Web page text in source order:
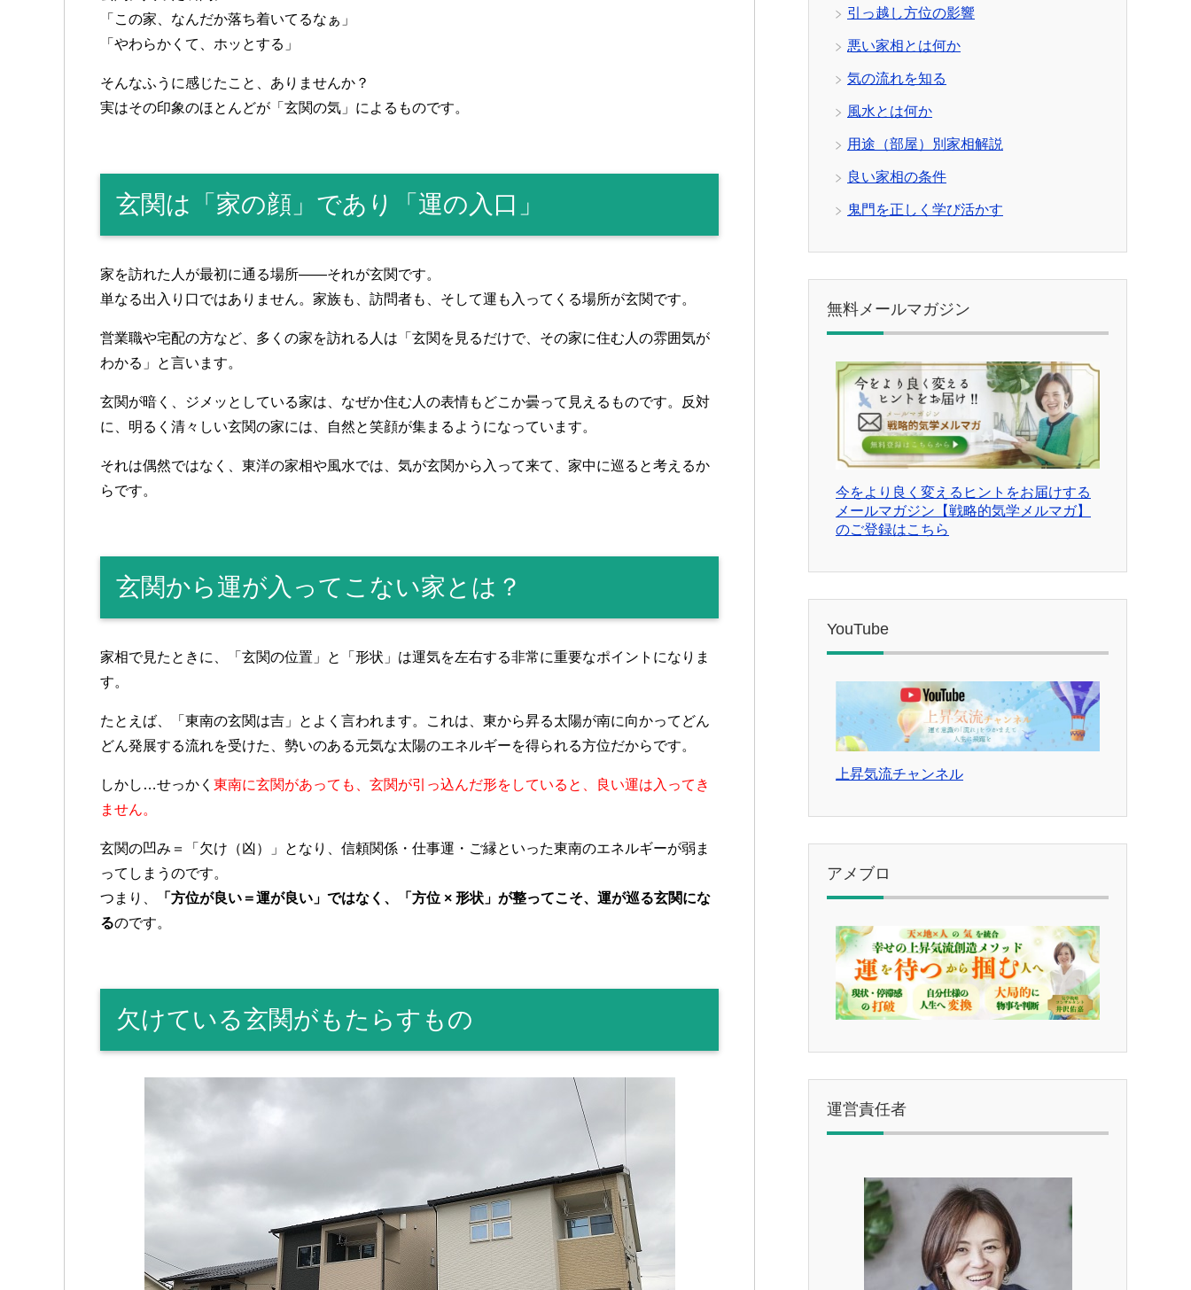
「この家、なんだか落ち着いてるなぁ」
「やわらかくて、ホッとする」
そんなふうに感じたこと、ありませんか？
実はその印象のほとんどが「玄関の気」によるものです。
玄関は「家の顔」であり「運の入口」
家を訪れた人が最初に通る場所――それが玄関です。
単なる出入り口ではありません。家族も、訪問者も、そして運も入ってくる場所が玄関です。
営業職や宅配の方など、多くの家を訪れる人は「玄関を見るだけで、その家に住む人の雰囲気が
わかる」と言います。
玄関が暗く、ジメッとしている家は、なぜか住む人の表情もどこか曇って見えるものです。反対
に、明るく清々しい玄関の家には、自然と笑顔が集まるようになっています。
それは偶然ではなく、東洋の家相や風水では、気が玄関から入って来て、家中に巡ると考えるか
らです。
玄関から運が入ってこない家とは？
家相で見たときに、「玄関の位置」と「形状」は運気を左右する非常に重要なポイントになりま
す。
たとえば、「東南の玄関は吉」とよく言われます。これは、東から昇る太陽が南に向かってどん
どん発展する流れを受けた、勢いのある元気な太陽のエネルギーを得られる方位だからです。
しかし…せっかく 東南に玄関があっても、玄関が引っ込んだ形をしていると、良い運は入ってき
ません。
玄関の凹み＝「欠け（凶）」となり、信頼関係・仕事運・ご縁といった東南のエネルギーが弱ま
ってしまうのです。
つまり、
「方位が良い＝運が良い」ではなく、「方位 × 形状」が整ってこそ、運が巡る玄関にな
るのです。
欠けている玄関がもたらすもの
引っ越し方位の影響
悪い家相とは何か
気の流れを知る
風水とは何か
用途（部屋）別家相解説
良い家相の条件
鬼門を正しく学び活かす
無料メールマガジン
今をより良く変えるヒントをお届けする
メールマガジン【戦略的気学メルマガ】
のご登録はこちら
YouTube
上昇気流チャンネル
アメブロ
運営責任者